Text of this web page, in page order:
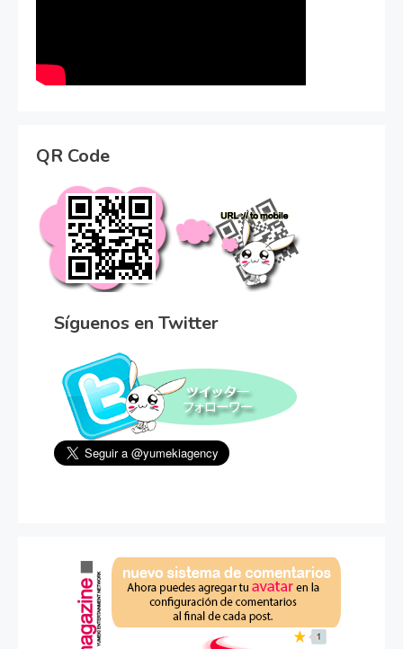
QR Code
Síguenos en Twitter